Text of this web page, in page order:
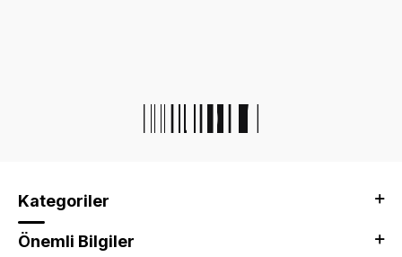
Kategoriler
Önemli Bilgiler